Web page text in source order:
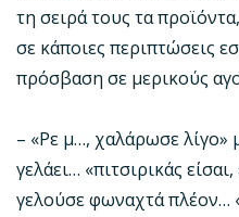
τη σειρά τους τα
σε κάποιες περιπτώσεις
πρόσβαση σε μερικούς
– «Ρε μ…, χαλάρωσε λίγο»
γελάει… «πιτσιρικάς
γελούσε φωναχτά πλέον…